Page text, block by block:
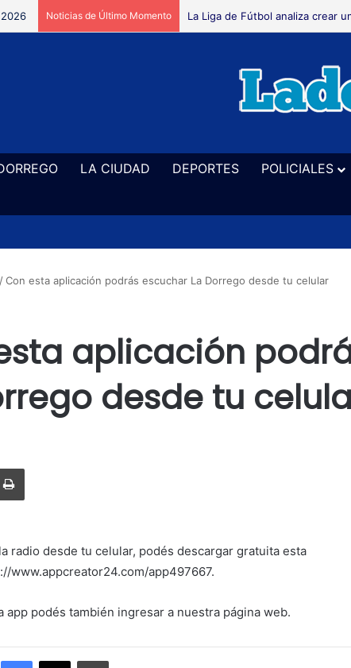
Noticias de Último Momento La Liga de Fútbol analiza crear
LA CIUDAD DEPORTES POLICIALES
/Con esta aplicación podrás escuchar La Dorrego desde tu celular
aplicación
desde tu
Imprimir
radio desde tu celular, podés descargar gratuita esta
www.appcreator24.com/app497667.
app podés también ingresar a nuestra página web.
Facebook
X Imprimir